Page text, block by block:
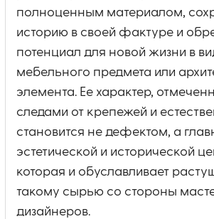
полноценным материалом,
историю в своей фактуре и
потенциал для новой жизни в
мебельного предмета или
элемента. Ее характер,
следами от крепежей и
становится не дефектом, а
эстетической и исторической
которая и обуславливает
такому сырью со стороны
дизайнеров.